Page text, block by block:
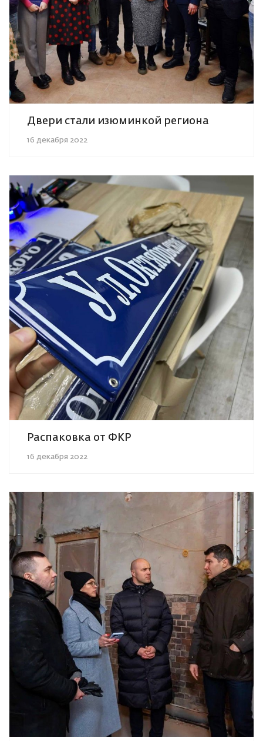
Двери стали изюминкой региона
16 декабря 2022
Распаковка от ФКР
16 декабря 2022